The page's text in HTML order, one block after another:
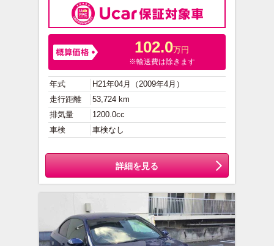
102.0万円
※輸送費は除きます
年式
H21年04月（2009年4月）
走行距離
53,724 km
排気量
1200.0cc
車検
車検なし
詳細を見る